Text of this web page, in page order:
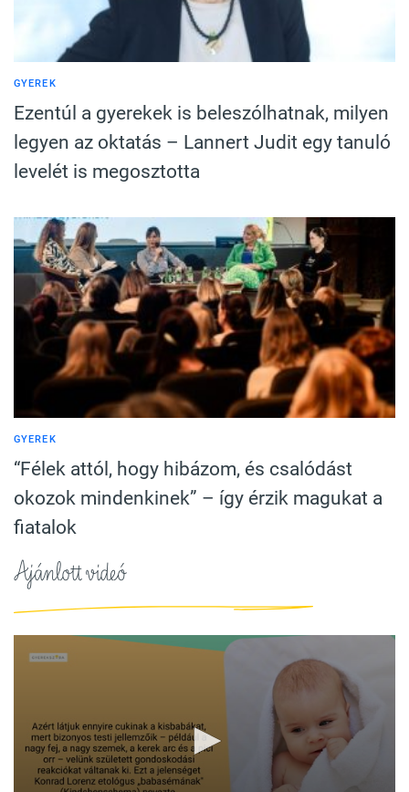
GYEREK
Ezentúl a gyerekek is beleszólhatnak, milyen
legyen az oktatás – Lannert Judit egy tanuló
levelét is megosztotta
GYEREK
“Félek attól, hogy hibázom, és csalódást
okozok mindenkinek” – így érzik magukat a
fiatalok
Ajánlott videó